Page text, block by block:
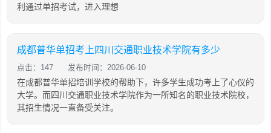
利通过单招考试，进入理想
成都普华单招考上四川交通职业技术学院有多少
点击：147 发布时间：2026-06-10
在成都普华单招培训学校的帮助下，许多学生成功考上了心仪的
大学。而四川交通职业技术学院作为一所知名的职业技术院校，
其招生情况一直备受关注。